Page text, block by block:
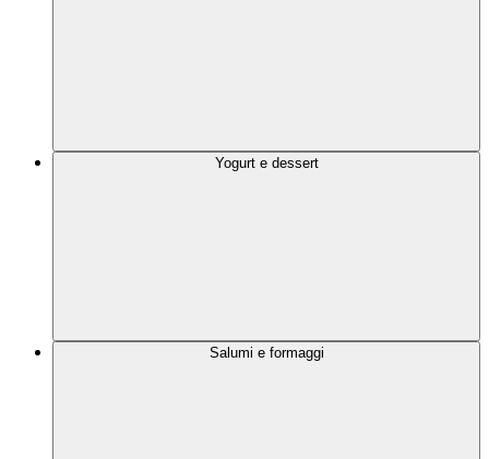
Yogurt e dessert
Salumi e formaggi